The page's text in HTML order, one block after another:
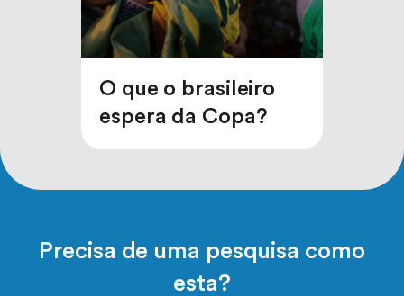
O que o brasileiro
espera da Copa?
Precisa de uma pesquisa como
esta?